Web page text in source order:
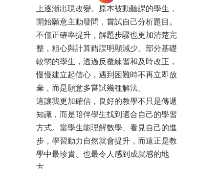
上逐漸出現改變。原本被動聽課的學生，
開始願意主動發問，嘗試自己分析題目。
不僅正確率提升，解題步驟也更加清楚完
整，粗心與計算錯誤明顯減少。部分基礎
較弱的學生，透過反覆練習和及時改正，
慢慢建立起信心，遇到困難時不再立即放
棄，而是願意多嘗試幾種解法。
這讓我更加確信，良好的教學不只是傳遞
知識，而是陪伴學生找到適合自己的學習
方式。當學生能理解數學、看見自己的進
步，學習動力自然就會提升，而這正是教
學中最珍貴、也最令人感到成就感的地
方。